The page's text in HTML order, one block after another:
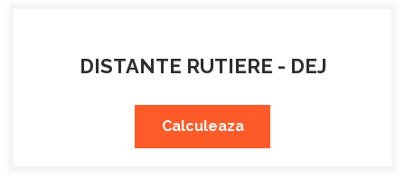
DISTANTE RUTIERE - DEJ
Calculeaza